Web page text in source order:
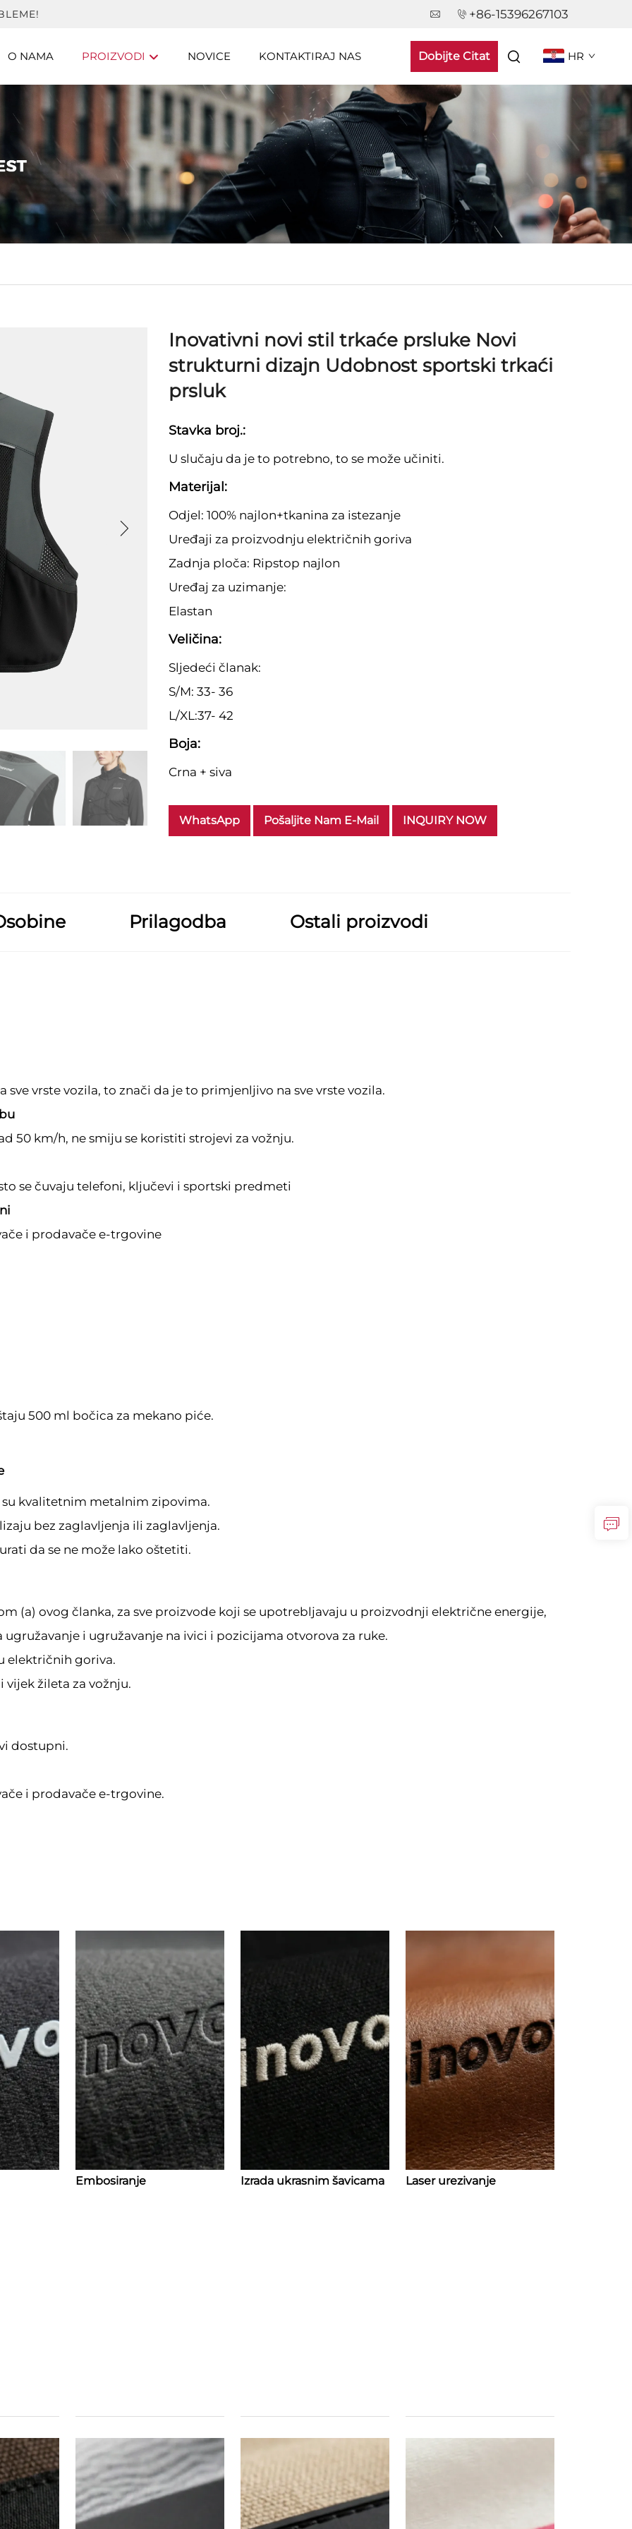
+86-15396267103
O NAMA PROIZVODI NOVICE KONTAKTIRAJ NAS Dobijte Citat HR
Inovativni novi stil trkaće prsluke Novi
strukturni dizajn Udobnost sportski trkaći
prsluk
Stavka broj.:
U slučaju da je to potrebno, to se može učiniti.
Materijal:
Odjel: 100% najlon+tkanina za istezanje
Uređaji za proizvodnju električnih goriva
Zadnja ploča: Ripstop najlon
Uređaj za uzimanje:
Elastan
Veličina:
Sljedeći članak:
S/M: 33- 36
L/XL:37- 42
Boja:
Crna + siva
WhatsApp Pošaljite Nam E-Mail INQUIRY NOW
Prilagodba Ostali proizvodi
vrste vozila, to znači da je to primjenljivo na sve vrste vozila.
50 km/h, ne smiju se koristiti strojevi za vožnju.
se čuvaju telefoni, ključevi i sportski predmeti
i prodavače e-trgovine
500 ml bočica za mekano piće.
kvalitetnim metalnim zipovima.
bez zaglavljenja ili zaglavljenja.
da se ne može lako oštetiti.
(a) ovog članka, za sve proizvode koji se upotrebljavaju u proizvodnji električne energije,
i ugružavanje na ivici i pozicijama otvorova za ruke.
električnih goriva.
žileta za vožnju.
dostupni.
i prodavače e-trgovine.
Embosiranje Izrada ukrasnim šavicama Laser urezivanje